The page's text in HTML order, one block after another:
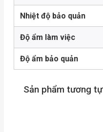
Nhiệt độ bảo quản
Độ ẩm làm việc
Độ ẩm bảo quản
Sản phẩm tương tự